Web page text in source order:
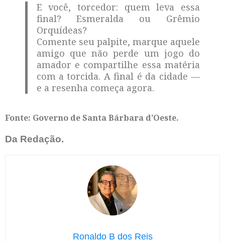
E você, torcedor: quem leva essa
final? Esmeralda ou Grêmio
Orquídeas?
Comente seu palpite, marque aquele
amigo que não perde um jogo do
amador e compartilhe essa matéria
com a torcida. A final é da cidade —
e a resenha começa agora.
Fonte: Governo de Santa Bárbara d’Oeste.
Da Redação.
Ronaldo B dos Reis